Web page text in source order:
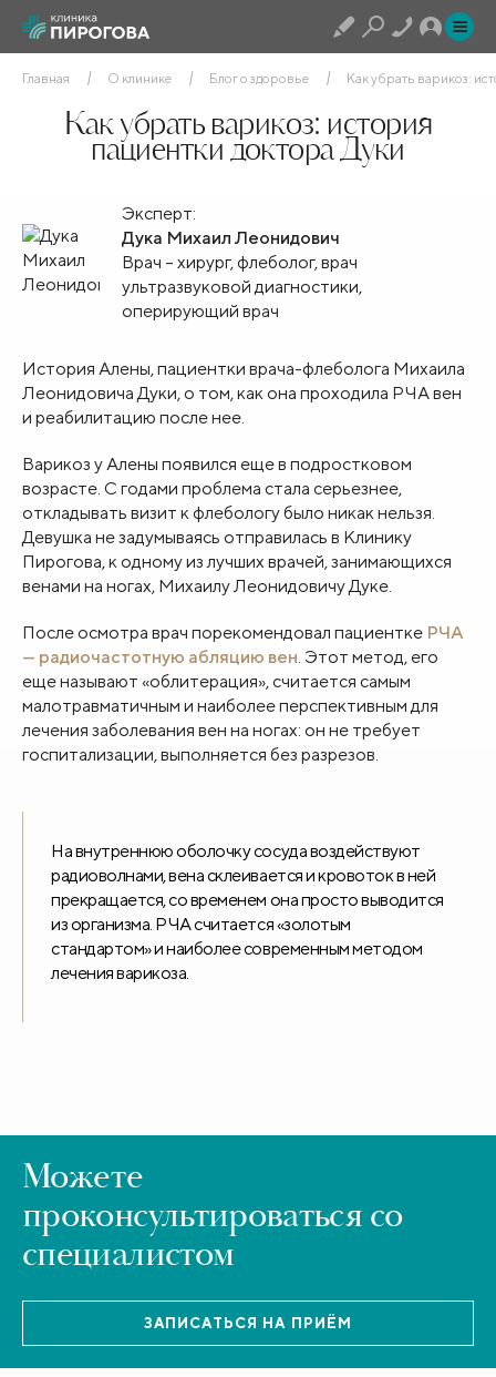
Главная О клинике Блог о здоровье Как убрать варикоз:
Как убрать варикоз: история
пациентки доктора Дуки
Эксперт:
Дука Михаил Леонидович
Врач – хирург, флеболог, врач
ультразвуковой диагностики,
оперирующий врач
История Алены, пациентки врача-флеболога Михаила
Леонидовича Дуки, о том, как она проходила РЧА вен
и реабилитацию после нее.
Варикоз у Алены появился еще в подростковом
возрасте. С годами проблема стала серьезнее,
откладывать визит к флебологу было никак нельзя.
Девушка не задумываясь отправилась в Клинику
Пирогова, к одному из лучших врачей, занимающихся
венами на ногах, Михаилу Леонидовичу Дуке.
После осмотра врач порекомендовал пациентке РЧА
— радиочастотную абляцию вен. Этот метод, его
еще называют «облитерация», считается самым
малотравматичным и наиболее перспективным для
лечения заболевания вен на ногах: он не требует
госпитализации, выполняется без разрезов.
На внутреннюю оболочку сосуда воздействуют
радиоволнами, вена склеивается и кровоток в ней
прекращается, со временем она просто выводится
из организма. РЧА считается «золотым
стандартом» и наиболее современным методом
лечения варикоза.
Можете
проконсультироваться со
специалистом
ЗАПИСАТЬСЯ НА ПРИЁМ